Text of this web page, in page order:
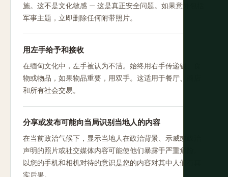
施。这不是文化敏感 — 这是真正安全问题。如果意外包括
军事主题，立即删除任何附带照片。
用左手给予和接收
在缅甸文化中，左手被认为不洁。始终用右手传递钱、食
物或物品，如果物品重要，用双手。这适用于餐厅、商店
和所有社会交易。
分享或发布可能向当局识别当地人的内容
在当前政治气候下，显示当地人在政治背景、示威或政治
声明的照片或社交媒体内容可能使他们暴露于严重危险。
以您的手机和相机对待的意识是您的内容对其中人们有真
实后果。